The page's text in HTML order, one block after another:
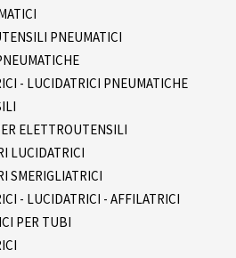
PNEUMATICI
- LUCIDATRICI PNEUMATICHE
ELETTROUTENSILI
LUCIDATRICI
SMERIGLIATRICI
- LUCIDATRICI - AFFILATRICI
PER TUBI